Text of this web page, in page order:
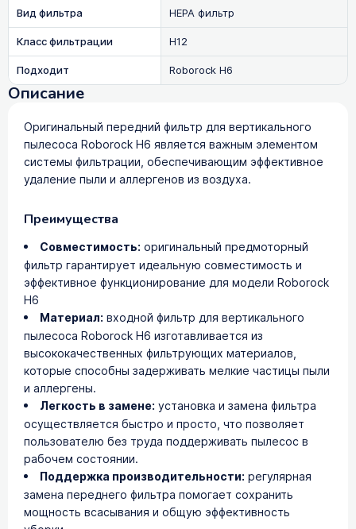
Вид фильтра
HEPA фильтр
Класс фильтрации
H12
Подходит
Roborock H6
Описание
Оригинальный передний фильтр для вертикального
пылесоса Roborock H6 является важным элементом
системы фильтрации, обеспечивающим эффективное
удаление пыли и аллергенов из воздуха.
Преимущества
Совместимость: оригинальный предмоторный
фильтр гарантирует идеальную совместимость и
эффективное функционирование для модели Roborock
H6
Материал: входной фильтр для вертикального
пылесоса Roborock H6 изготавливается из
высококачественных фильтрующих материалов,
которые способны задерживать мелкие частицы пыли
и аллергены.
Легкость в замене: установка и замена фильтра
осуществляется быстро и просто, что позволяет
пользователю без труда поддерживать пылесос в
рабочем состоянии.
Поддержка производительности: регулярная
замена переднего фильтра помогает сохранить
мощность всасывания и общую эффективность